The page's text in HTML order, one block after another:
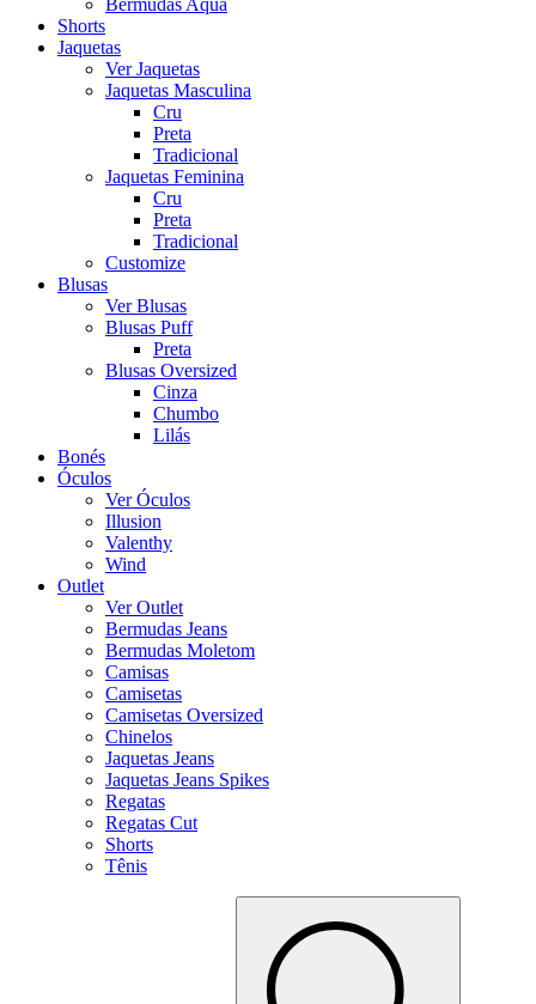
Bermudas Aqua
Shorts
Jaquetas
Ver Jaquetas
Jaquetas Masculina
Cru
Preta
Tradicional
Jaquetas Feminina
Cru
Preta
Tradicional
Customize
Blusas
Ver Blusas
Blusas Puff
Preta
Blusas Oversized
Cinza
Chumbo
Lilás
Bonés
Óculos
Ver Óculos
Illusion
Valenthy
Wind
Outlet
Ver Outlet
Bermudas Jeans
Bermudas Moletom
Camisas
Camisetas
Camisetas Oversized
Chinelos
Jaquetas Jeans
Jaquetas Jeans Spikes
Regatas
Regatas Cut
Shorts
Tênis